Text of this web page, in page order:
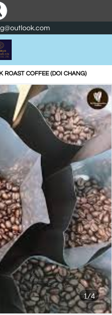
ROAST COFFEE (DOI CHANG)
1/4